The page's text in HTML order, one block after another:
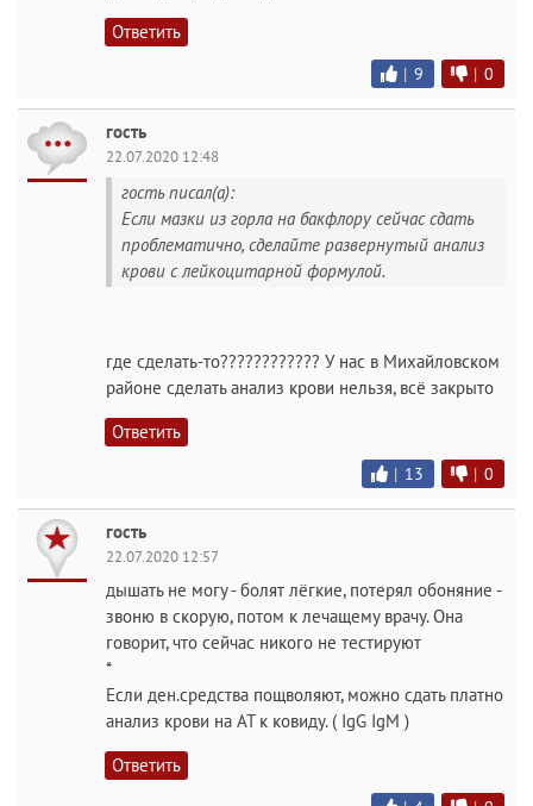
Ответить
| 9 | 0
гость
22.07.2020 12:48
гость писал(а):
Если мазки из горла на бакфлору сейчас сдать
проблематично, сделайте развернутый анализ
крови с лейкоцитарной формулой.
где сделать-то???????????? У нас в Михайловском
районе сделать анализ крови нельзя, всё закрыто
Ответить
| 13 | 0
гость
22.07.2020 12:57
дышать не могу - болят лёгкие, потерял обоняние -
звоню в скорую, потом к лечащему врачу. Она
говорит, что сейчас никого не тестируют
*
Если ден.средства пощволяют, можно сдать платно
анализ крови на АТ к ковиду. ( IgG IgМ )
Ответить